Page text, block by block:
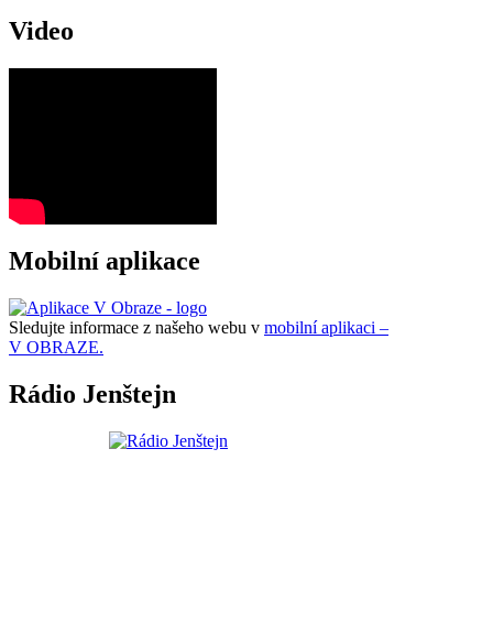
Video
Mobilní aplikace
Sledujte informace z našeho webu v mobilní aplikaci –
V OBRAZE.
Rádio Jenštejn